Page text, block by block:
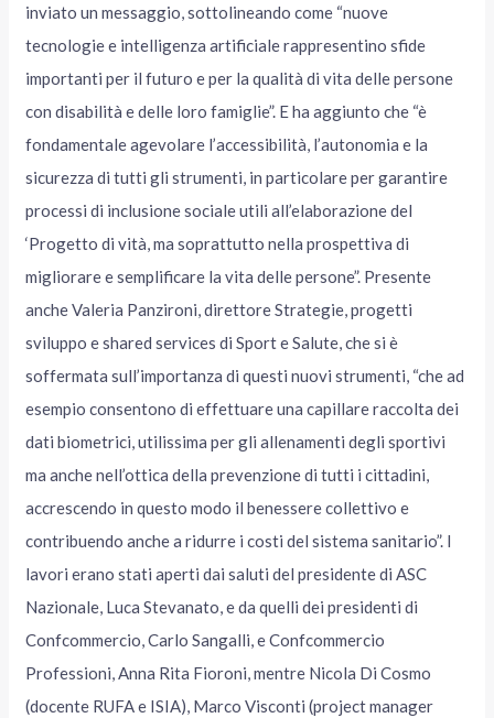
inviato un messaggio, sottolineando come “nuove
tecnologie e intelligenza artificiale rappresentino sfide
importanti per il futuro e per la qualità di vita delle persone
con disabilità e delle loro famiglie”. E ha aggiunto che “è
fondamentale agevolare l’accessibilità, l’autonomia e la
sicurezza di tutti gli strumenti, in particolare per garantire
processi di inclusione sociale utili all’elaborazione del
‘Progetto di vità, ma soprattutto nella prospettiva di
migliorare e semplificare la vita delle persone”. Presente
anche Valeria Panzironi, direttore Strategie, progetti
sviluppo e shared services di Sport e Salute, che si è
soffermata sull’importanza di questi nuovi strumenti, “che ad
esempio consentono di effettuare una capillare raccolta dei
dati biometrici, utilissima per gli allenamenti degli sportivi
ma anche nell’ottica della prevenzione di tutti i cittadini,
accrescendo in questo modo il benessere collettivo e
contribuendo anche a ridurre i costi del sistema sanitario”. I
lavori erano stati aperti dai saluti del presidente di ASC
Nazionale, Luca Stevanato, e da quelli dei presidenti di
Confcommercio, Carlo Sangalli, e Confcommercio
Professioni, Anna Rita Fioroni, mentre Nicola Di Cosmo
(docente RUFA e ISIA), Marco Visconti (project manager